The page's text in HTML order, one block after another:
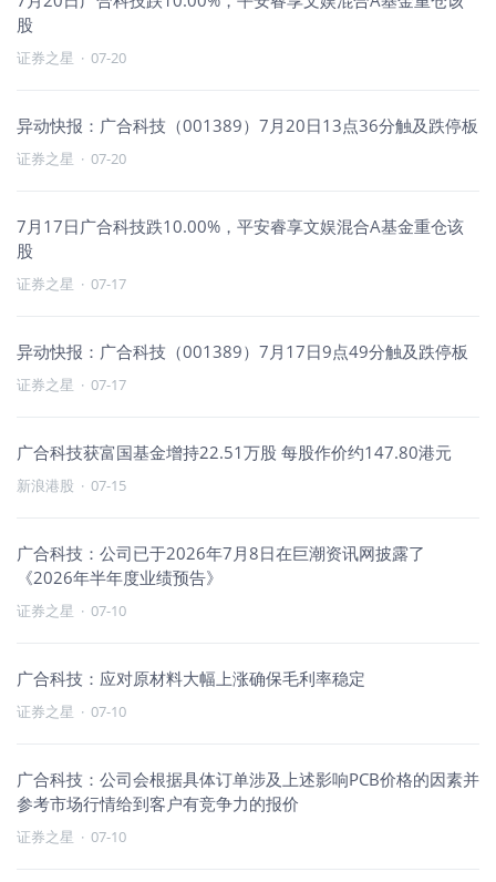
股
证券之星 · 07-20
异动快报：广合科技（001389）7月20日13点36分触及跌停板
证券之星 · 07-20
7月17日广合科技跌10.00%，平安睿享文娱混合A基金重仓该
股
证券之星 · 07-17
异动快报：广合科技（001389）7月17日9点49分触及跌停板
证券之星 · 07-17
广合科技获富国基金增持22.51万股 每股作价约147.80港元
新浪港股 · 07-15
广合科技：公司已于2026年7月8日在巨潮资讯网披露了
《2026年半年度业绩预告》
证券之星 · 07-10
广合科技：应对原材料大幅上涨确保毛利率稳定
证券之星 · 07-10
广合科技：公司会根据具体订单涉及上述影响PCB价格的因素并
参考市场行情给到客户有竞争力的报价
证券之星 · 07-10